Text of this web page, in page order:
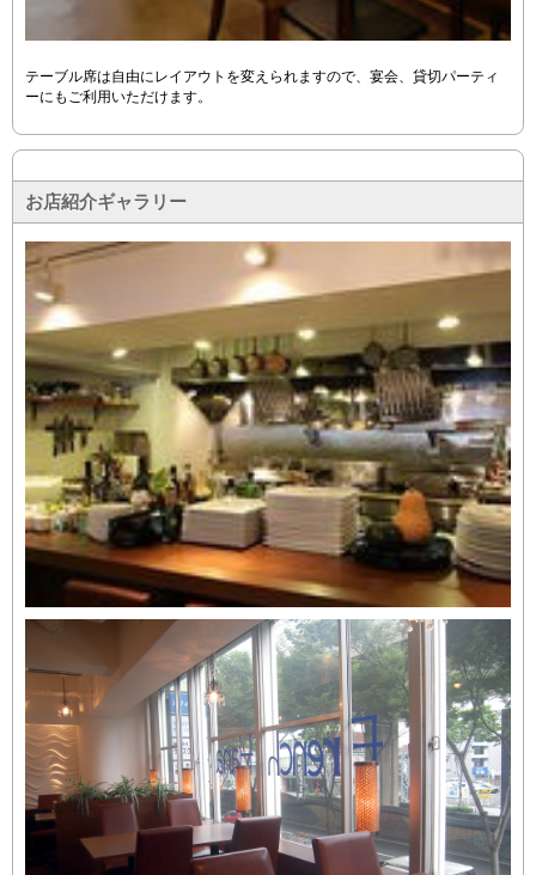
テーブル席は自由にレイアウトを変えられますので、宴会、貸切パーティ
ーにもご利用いただけます。
お店紹介ギャラリー